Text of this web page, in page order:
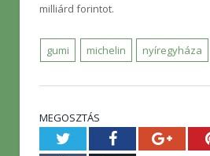
milliárd forintot.
gumi michelin nyíregyháza
MEGOSZTÁS
TwitterFacebook